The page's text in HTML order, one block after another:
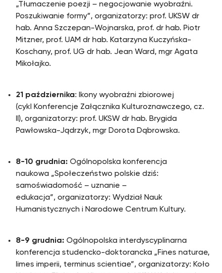
„Tłumaczenie poezji – negocjowanie wyobraźni.
Poszukiwanie formy”, organizatorzy: prof. UKSW dr
hab. Anna Szczepan-Wojnarska, prof. dr hab. Piotr
Mitzner, prof. UAM dr hab. Katarzyna Kuczyńska-
Koschany, prof. UG dr hab. Jean Ward, mgr Agata
Mikołajko.
21 października: Ikony wyobraźni zbiorowej
(cykl Konferencje Załącznika Kulturoznawczego, cz.
II), organizatorzy: prof. UKSW dr hab. Brygida
Pawłowska-Jądrzyk, mgr Dorota Dąbrowska.
8-10 grudnia: Ogólnopolska konferencja
naukowa „Społeczeństwo polskie dziś:
samoświadomość – uznanie –
edukacja”, organizatorzy: Wydział Nauk
Humanistycznych i Narodowe Centrum Kultury.
8-9 grudnia: Ogólnopolska interdyscyplinarna
konferencja studencko-doktorancka „Fines naturae,
limes imperii, terminus scientiae”, organizatorzy: Koło